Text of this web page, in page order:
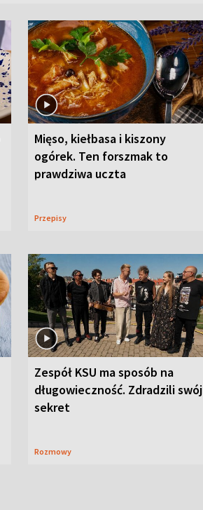
Mięso, kiełbasa i kiszony
ogórek. Ten forszmak to
prawdziwa uczta
Przepisy
Zespół KSU ma sposób na
długowieczność. Zdradzili swój
sekret
Rozmowy